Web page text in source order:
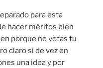
para esta
hacer méritos bien
porque no votas tu
claro si de vez en
una idea y por